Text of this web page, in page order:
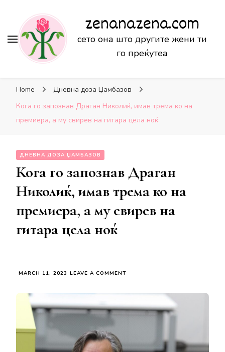
zenanazena.com
сето она што другите жени ти
го преќутеа
Home
Дневна доза Џамбазов
Кога го запознав Драган Николиќ, имав трема ко на
премиера, а му свирев на гитара цела ноќ
ДНЕВНА ДОЗА ЏАМБАЗОВ
Кога го запознав Драган
Николиќ, имав трема ко на
премиера, а му свирев на
гитара цела ноќ
MARCH 11, 2023 LEAVE A COMMENT
ДРАГАН